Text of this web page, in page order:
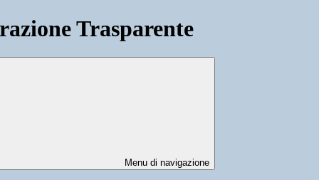
Trasparente
Menu di navigazione